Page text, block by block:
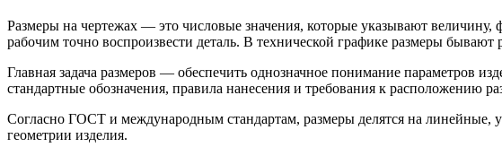
Размеры на чертежах — это числовые значения, которые указывают
рабочим точно воспроизвести деталь. В технической графике размеры
Главная задача размеров — обеспечить однозначное понимание параметров
стандартные обозначения, правила нанесения и требования к расположению
Согласно ГОСТ и международным стандартам, размеры делятся на линейные,
геометрии изделия.